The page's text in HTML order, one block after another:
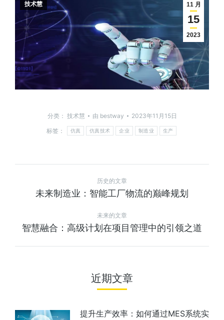
11 月
15
2023
技术慧
分类： 技术慧 由 bestway
2023年11月15日
标签：
仿真 仿真技术 企业 制造业 生产
历史的文章
未来制造业：智能工厂物流的巅峰规划
未来的文章
智慧融合：高级计划在项目管理中的引领之道
近期文章
提升生产效率：如何通过MES系统实